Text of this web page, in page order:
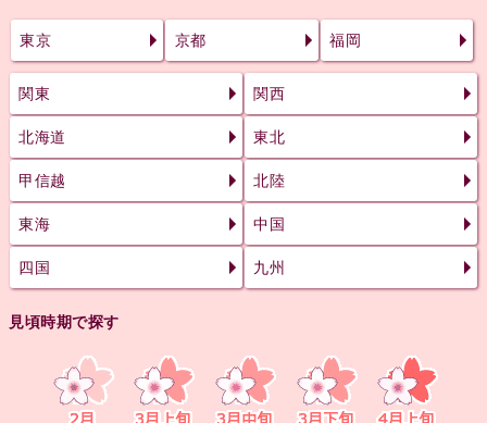
東京 京都 福岡
関東 関西
北海道 東北
甲信越 北陸
東海 中国
四国 九州
見頃時期で探す